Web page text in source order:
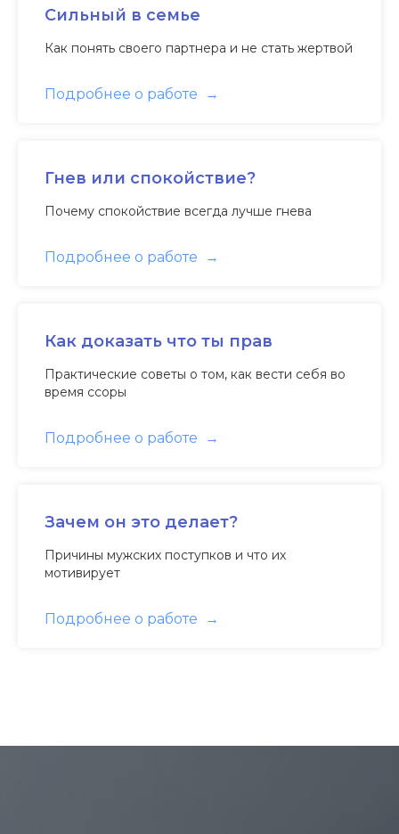
Сильный в семье
Как понять своего партнера и не стать жертвой
Подробнее о работе
Гнев или спокойствие?
Почему спокойствие всегда лучше гнева
Подробнее о работе
Как доказать что ты прав
Практические советы о том, как вести себя во
время ссоры
Подробнее о работе
Зачем он это делает?
Причины мужских поступков и что их
мотивирует
Подробнее о работе